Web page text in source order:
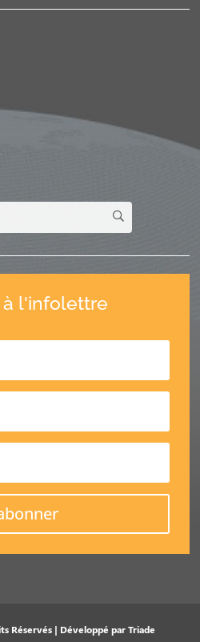
l'infolettre
Réservés | Développé parTriade